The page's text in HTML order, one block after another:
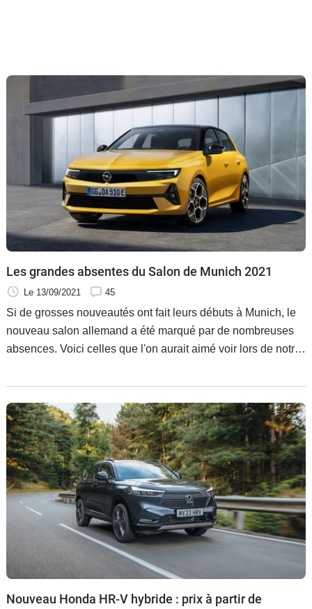
Les grandes absentes du Salon de Munich 2021
Le 13/09/2021 45
Si de grosses nouveautés ont fait leurs débuts à Munich, le
nouveau salon allemand a été marqué par de nombreuses
absences. Voici celles que l'on aurait aimé voir lors de notre
Nouveau Honda HR-V hybride : prix à partir de